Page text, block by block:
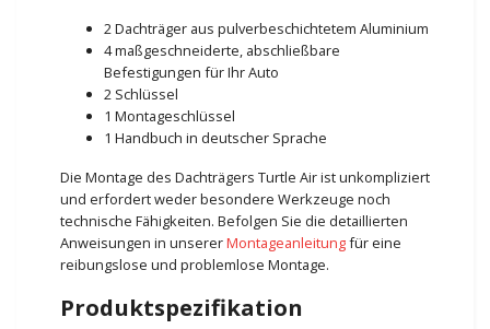
2 Dachträger aus pulverbeschichtetem Aluminium
4 maßgeschneiderte, abschließbare
Befestigungen für Ihr Auto
2 Schlüssel
1 Montageschlüssel
1 Handbuch in deutscher Sprache
Die Montage des Dachträgers Turtle Air ist unkompliziert
und erfordert weder besondere Werkzeuge noch
technische Fähigkeiten. Befolgen Sie die detaillierten
Anweisungen in unsererMontageanleitungfür eine
reibungslose und problemlose Montage.
Produktspezifikation